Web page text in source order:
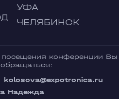
УФА
ЧЕЛЯБИНСК
конференции Вы
kolosova@expotronica.ru
Надежда